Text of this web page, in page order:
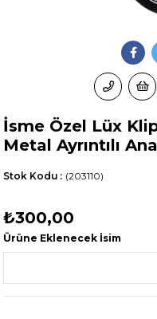
İsme Özel Lüx
Metal Ayrıntılı
(203110)
Stok Kodu
₺300,00
Ürüne Eklenecek İsim